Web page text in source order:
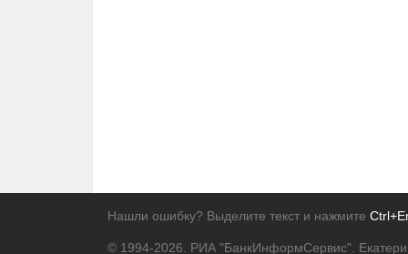
Нашли ошибку? Выделите текст и нажмите
© 1994-2026. РИА "БанкИнформСервис".